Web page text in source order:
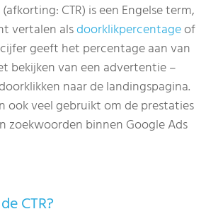
CTR) is een Engelse term,
vertalen alsdoorklikpercentageof
geeft het percentage aan van
bekijken van een advertentie –
naar de landingspagina.
ook veel gebruikt om de prestaties
zoekwoorden binnen Google Ads
CTR?